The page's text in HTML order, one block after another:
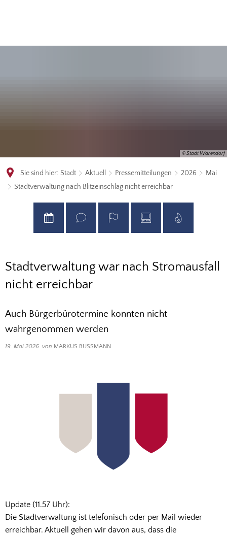
© Stadt Warendorf
Sie sind hier: Stadt Aktuell Pressemitteilungen 2026
Mai
Stadtverwaltung nach Blitzeinschlag nicht erreichbar
Stadtverwaltung war nach Stromausfall
nicht erreichbar
Auch Bürgerbürotermine konnten nicht
wahrgenommen werden
19. Mai 2026 von MARKUS BUSSMANN
Update (11.57 Uhr):
Die Stadtverwaltung ist telefonisch oder per Mail wieder
erreichbar. Aktuell gehen wir davon aus, dass die